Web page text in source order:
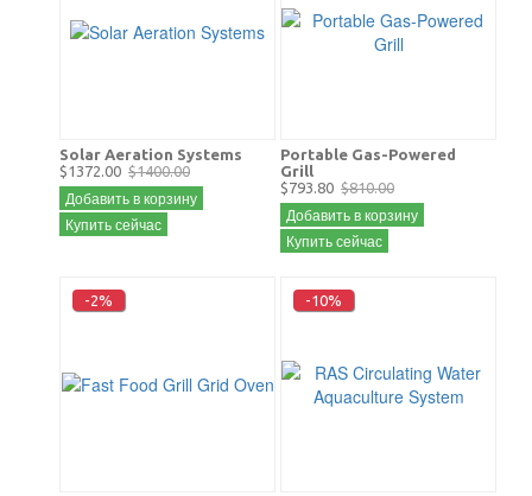
Solar Aeration Systems
$1372.00 $1400.00
Добавить в корзину
Купить сейчас
Portable Gas-Powered
Grill
$793.80 $810.00
Добавить в корзину
Купить сейчас
-2% -10%